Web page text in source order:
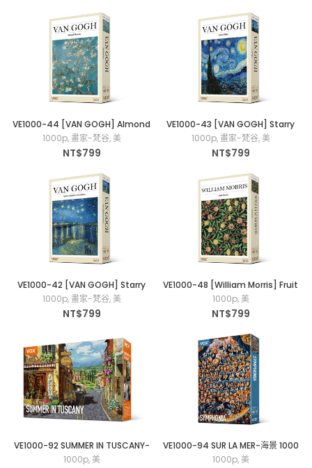
VE1000-44 [VAN GOGH] Almond
Blossom-盛開的杏樹 1000片拼圖
1000p,畫家-梵谷,美
NT$799
VE1000-43 [VAN GOGH] Starry
Night-星夜 1000片拼圖
1000p,畫家-梵谷,美
NT$799
VE1000-42 [VAN GOGH] Starry
Night Over the Phone-隆河的星夜
1000片拼圖
1000p,畫家-梵谷,美
NT$799
VE1000-48 [William Morris] Fruit
Pattern 1000片拼圖
1000p,美
NT$799
VE1000-92 SUMMER IN TUSCANY-
托斯卡納的夏天 1000片拼圖
1000p,美
VE1000-94 SUR LA MER-海景 1000
片拼圖
1000p,美